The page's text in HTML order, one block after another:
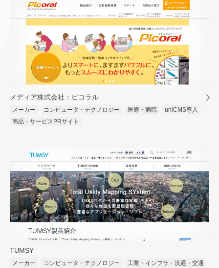
メディア株式会社：ピコラル
メーカー コンピュータ・テクノロジー 医療・病院
uniCMS導入
商品・サービスPRサイト
TUMSY
メーカー コンピュータ・テクノロジー
工業・インフラ・流通・交通